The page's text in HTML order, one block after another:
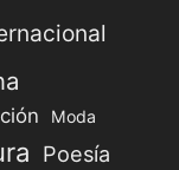
Moda
Poesía